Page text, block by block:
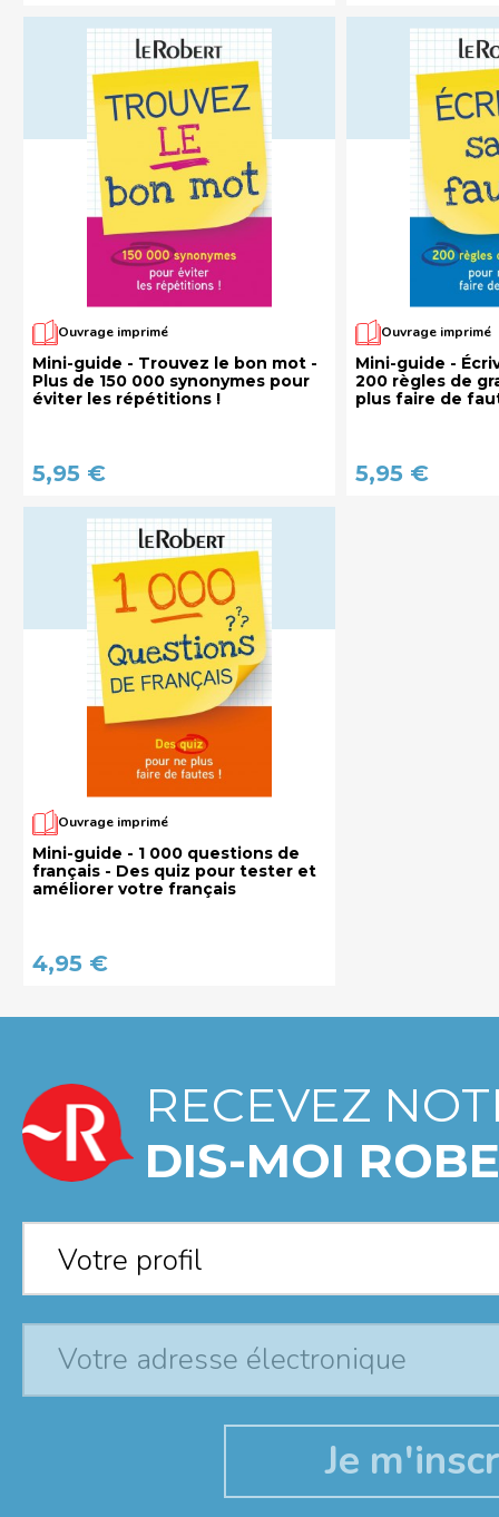
Ouvrage imprimé
Mini-guide - Trouvez le bon mot -
Plus de 150 000 synonymes pour
éviter les répétitions !
5,95 €
Ouvrage imprimé
Mini-guide -
200 règles de
plus faire de
5,95 €
Ouvrage imprimé
Mini-guide - 1 000 questions de
français - Des quiz pour tester et
améliorer votre français
4,95 €
RECEVEZ
DIS-MOI
Votre profil*
Votre profil